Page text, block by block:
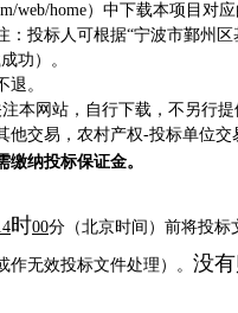
web/home）中下载本项目
：投标人可根据“宁波市鄞州
功）。
退。
本网站，自行下载，不另行
他交易，农村产权-投标单位交
缴纳投标保证金。
时00分 （北京时间）前将投标
无效投标文件处理）。 没